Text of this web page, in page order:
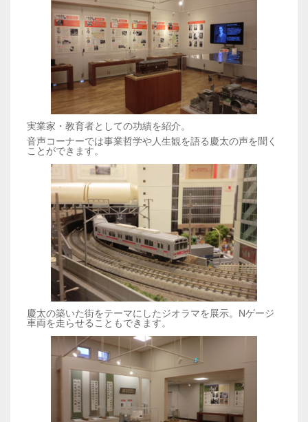
実業家・教育者としての功績を紹介。
音声コーナーでは事業哲学や人生観を語る慶太の声を聞く
ことができます。
慶太の築いた街をテーマにしたジオラマを展示。Nゲージ
車両を走らせることもできます。